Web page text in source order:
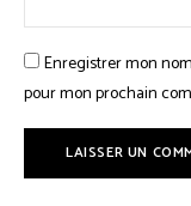
Enregistrer mon
pour mon prochain